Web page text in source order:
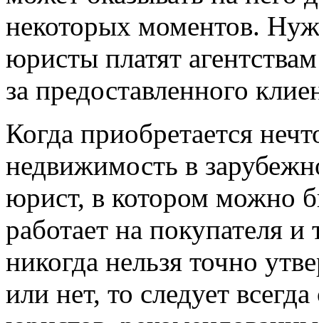
некоторых моментов.
юристы платят
за предоставленного
Когда приобретается
недвижимость в
юрист, в котором можно
работает на покупателя
никогда нельзя точно
или нет, то следует